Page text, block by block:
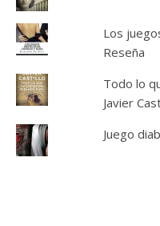
Los
Reseña
Todo lo
Javier
Juego